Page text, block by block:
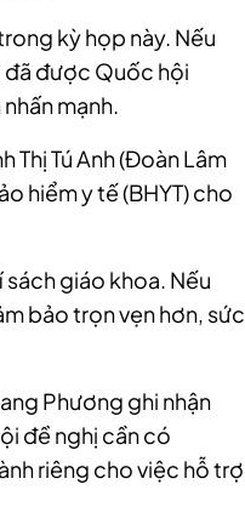
kỳ họp này. Nếu
đã được Quốc hội
mạnh.
Thị Tú Anh (Đoàn Lâm
hiểm y tế (BHYT) cho
sách giáo khoa. Nếu
bảo trọn vẹn hơn, sức
Phương ghi nhận
đề nghị cần có
riêng cho việc hỗ trợ